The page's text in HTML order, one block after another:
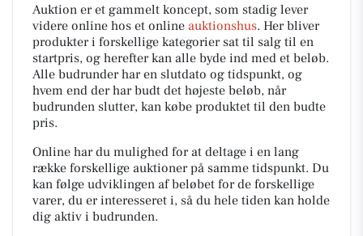
Auktion er et gammelt koncept, som stadig lever
videre online hos et online auktionshus. Her bliver
produkter i forskellige kategorier sat til salg til en
startpris, og herefter kan alle byde ind med et beløb.
Alle budrunder har en slutdato og tidspunkt, og
hvem end der har budt det højeste beløb, når
budrunden slutter, kan købe produktet til den budte
pris.
Online har du mulighed for at deltage i en lang
række forskellige auktioner på samme tidspunkt. Du
kan følge udviklingen af beløbet for de forskellige
varer, du er interesseret i, så du hele tiden kan holde
dig aktiv i budrunden.